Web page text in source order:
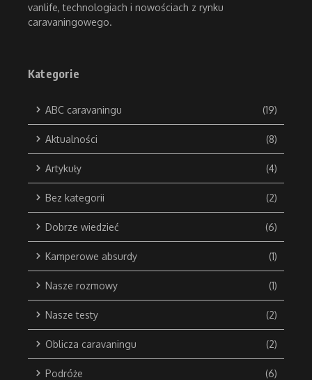
vanlife, technologiach i nowościach z rynku
caravaningowego.
Kategorie
ABC caravaningu (19)
Aktualności (8)
Artykuły (4)
Bez kategorii (2)
Dobrze wiedzieć (6)
Kamperowe absurdy (1)
Nasze rozmowy (1)
Nasze testy (2)
Oblicza caravaningu (2)
Podróże (6)